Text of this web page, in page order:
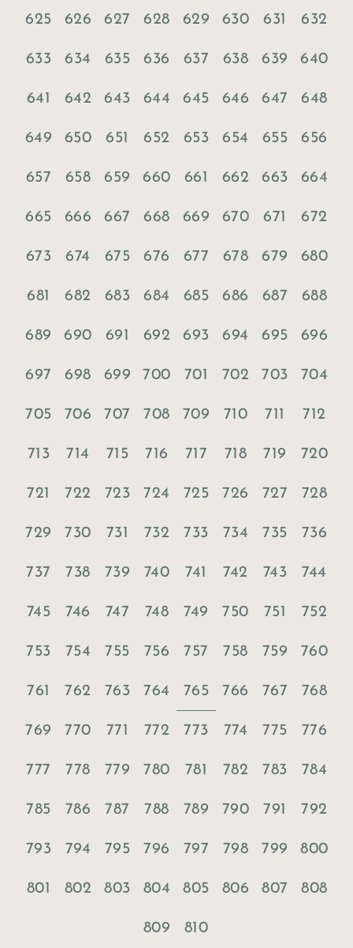
625 626 627 628 629 630 631 632
633 634 635 636 637 638 639 640
641 642 643 644 645 646 647 648
649 650 651 652 653 654 655 656
657 658 659 660 661 662 663 664
665 666 667 668 669 670 671 672
673 674 675 676 677 678 679 680
681 682 683 684 685 686 687 688
689 690 691 692 693 694 695 696
697 698 699 700 701 702 703 704
705 706 707 708 709 710 711 712
713 714 715 716 717 718 719 720
721 722 723 724 725 726 727 728
729 730 731 732 733 734 735 736
737 738 739 740 741 742 743 744
745 746 747 748 749 750 751 752
753 754 755 756 757 758 759 760
761 762 763 764 765 766 767 768
769 770 771 772 773 774 775 776
777 778 779 780 781 782 783 784
785 786 787 788 789 790 791 792
793 794 795 796 797 798 799 800
801 802 803 804 805 806 807 808
809 810